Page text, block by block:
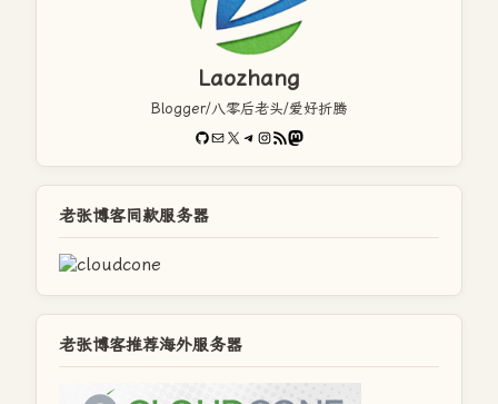
Laozhang
Blogger/八零后老头/爱好折腾
GitHub
电子邮件X Telegram
Instagram
RSS FeedMastodon
老张博客同款服务器
老张博客推荐海外服务器